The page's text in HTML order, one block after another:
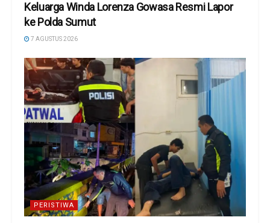
Keluarga Winda Lorenza Gowasa Resmi Lapor
ke Polda Sumut
7 AGUSTUS 2026
PERISTIWA